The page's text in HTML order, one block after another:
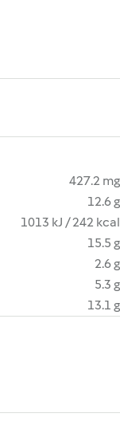
427.2 mg
12.6 g
1013 kJ / 242 kcal
15.5 g
2.6 g
5.3 g
13.1 g